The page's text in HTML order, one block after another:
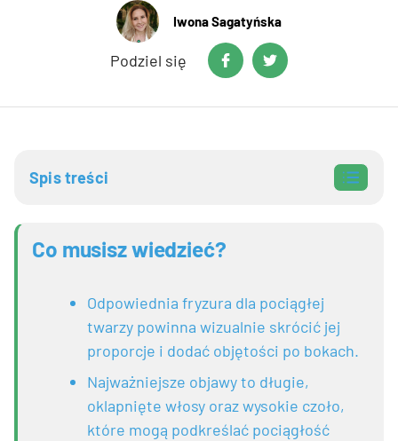
Iwona Sagatyńska
Podziel się
Spis treści
1.1. Krótki french bob – ostre cięcie na linii ust
szerokość
Jaka grzywka do pociągłej twarzy – maskowanie
wysokiego czoła
Najlepsze i najgorsze proporcje cięć – szybkie
zestawienie
Co musisz wiedzieć?
Odpowiednia fryzura dla pociągłej
twarzy powinna wizualnie skrócić jej
proporcje i dodać objętości po bokach.
Najważniejsze objawy to długie,
oklapnięte włosy oraz wysokie czoło,
które mogą podkreślać pociągłość